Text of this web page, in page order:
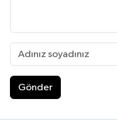
Gönder